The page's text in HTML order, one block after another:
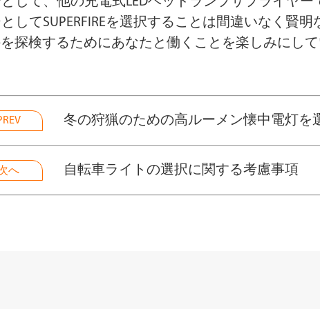
してSUPERFIREを選択することは間違いなく賢
探検するためにあなたと働くことを楽しみにして
冬の狩猟のための高ルーメン懐中電灯を
へ 自転車ライトの選択に関する考慮事項